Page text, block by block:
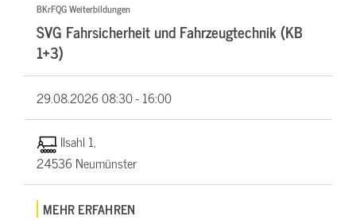
BKrFQG Weiterbildungen
SVG Fahrsicherheit und Fahrzeugtechnik (KB
1+3)
29.08.202608:30 - 16:00
Ilsahl 1,
24536 Neumünster
MEHR ERFAHREN